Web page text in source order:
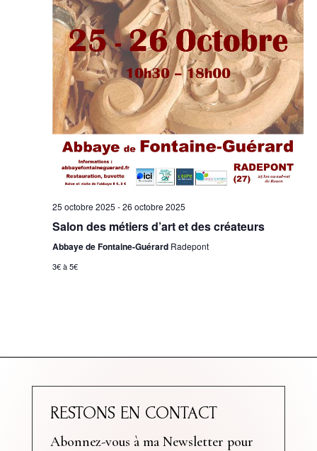
25 octobre 2025 -26 octobre 2025
Salon des métiers d’art et des créateurs
Abbaye de Fontaine-Guérard Radepont
3€ à 5€
RESTONS EN CONTACT
Abonnez-vous à ma Newsletter pour